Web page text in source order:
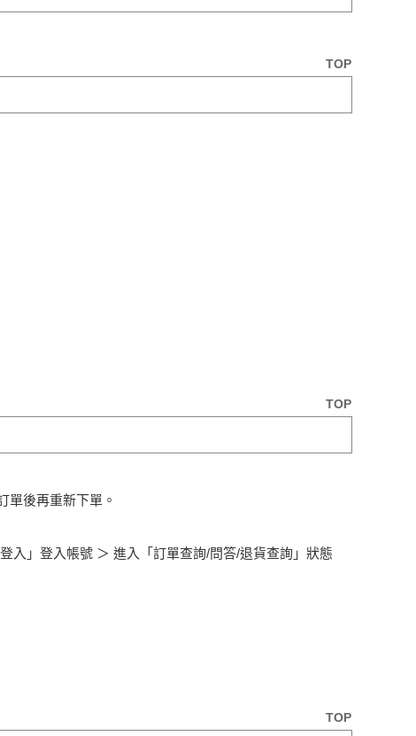
TOP
TOP
單後再重新下單。
入」登入帳號 ＞ 進入「訂單查詢/問答/退貨查詢」狀態
TOP